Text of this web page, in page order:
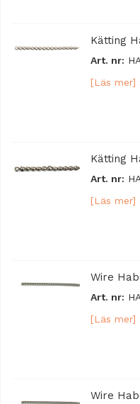
Kätting
Art. nr:
[Läs mer]
Kätting
Art. nr:
[Läs mer]
Wire
Art. nr:
[Läs mer]
Wire